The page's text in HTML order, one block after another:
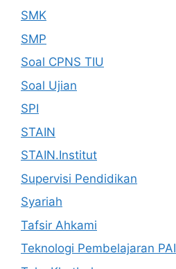
SMK
SMP
Soal CPNS TIU
Soal Ujian
SPI
STAIN
STAIN.Institut
Supervisi Pendidikan
Syariah
Tafsir Ahkami
Teknologi Pembelajaran PAI